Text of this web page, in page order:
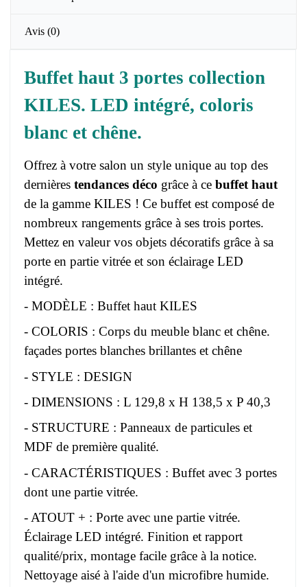
Avis (0)
Buffet haut 3 portes collection
KILES. LED intégré, coloris
blanc et chêne.
Offrez à votre salon un style unique au top des
dernières tendances déco grâce à ce buffet haut
de la gamme KILES ! Ce buffet est composé de
nombreux rangements grâce à ses trois portes.
Mettez en valeur vos objets décoratifs grâce à sa
porte en partie vitrée et son éclairage LED
intégré.
- MODÈLE : Buffet haut KILES
- COLORIS : Corps du meuble blanc et chêne.
façades portes blanches brillantes et chêne
- STYLE : DESIGN
- DIMENSIONS : L 129,8 x H 138,5 x P 40,3
- STRUCTURE : Panneaux de particules et
MDF de première qualité.
- CARACTÉRISTIQUES : Buffet avec 3 portes
dont une partie vitrée.
- ATOUT + : Porte avec une partie vitrée.
Éclairage LED intégré. Finition et rapport
qualité/prix, montage facile grâce à la notice.
Nettoyage aisé à l'aide d'un microfibre humide.